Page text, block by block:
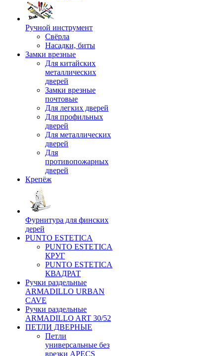
Ручной инструмент
Свёрла
Насадки, биты
Замки врезные
Для китайских
металлических
дверей
Замки врезные
почтовые
Для легких дверей
Для профильных
дверей
Для металлических
дверей
Для
противопожарных
дверей
Крепёж
Фурнитура для финских
дерей
PUNTO ESTETICA
PUNTO ESTETICA
КРУГ
PUNTO ESTETICA
КВАДРАТ
Ручки раздельные
ARMADILLO URBAN
CAVE
Ручки раздельные
ARMADILLO ART 30/52
ПЕТЛИ ДВЕРНЫЕ
Петли
универсальные без
врезки APECS